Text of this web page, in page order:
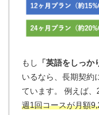
もし 「英語をしっか
いるなら、長期契約
ています。 例えば、
週1回コースが月額